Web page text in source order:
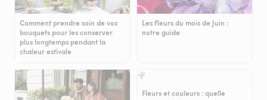
Comment prendre soin de vos
bouquets pour les conserver
plus longtemps pendant la
chaleur estivale
Les fleurs du mois de Juin :
notre guide
Fleurs et couleurs : quelle